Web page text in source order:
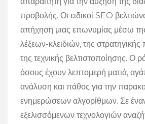
προβολής. Οι ειδικοί SEO
απήχηση μιας επωνυμίας μέσω
λέξεων-κλειδιών, της στρατηγικής
της τεχνικής βελτιστοποίησης. Ο
όσους έχουν λεπτομερή ματιά,
ανάλυση και πάθος για την
ενημερώσεων αλγορίθμων. Σε
εξελισσόμενων τεχνολογιών